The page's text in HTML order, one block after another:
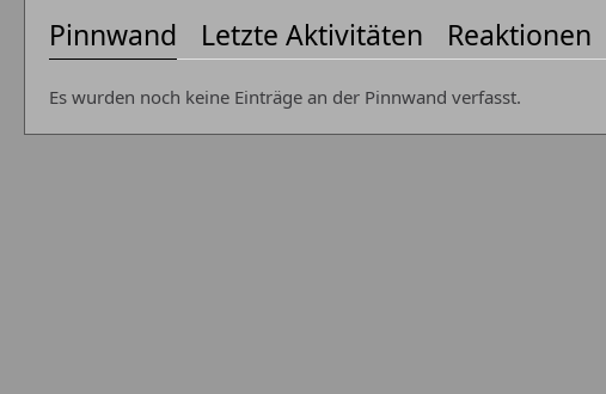
Pinnwand Letzte Aktivitäten Reaktionen
Es wurden noch keine Einträge an der Pinnwand verfasst.